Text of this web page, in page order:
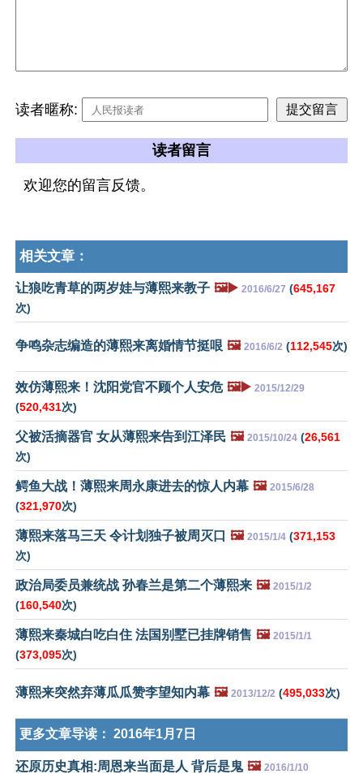
读者暱称:
读者留言
欢迎您的留言反馈。
相关文章：
让狼吃青草的两岁娃与薄熙来教子 🖼️▶️ 2016/6/27 (645,167
次)
争鸣杂志编造的薄熙来离婚情节挺哏 🖼️ 2016/6/2 (112,545次)
效仿薄熙来！沈阳党官不顾个人安危 🖼️▶️ 2015/12/29
(520,431次)
父被活摘器官 女从薄熙来告到江泽民 🖼️ 2015/10/24 (26,561
次)
鳄鱼大战！薄熙来周永康进去的惊人内幕 🖼️ 2015/6/28
(321,970次)
薄熙来落马三天 令计划独子被周灭口 🖼️ 2015/1/4 (371,153
次)
政治局委员兼统战 孙春兰是第二个薄熙来 🖼️ 2015/1/2
(160,540次)
薄熙来秦城白吃白住 法国别墅已挂牌销售 🖼️ 2015/1/1
(373,095次)
薄熙来突然弃薄瓜瓜赞李望知内幕 🖼️ 2013/12/2 (495,033次)
更多文章导读： 2016年1月7日
还原历史真相:周恩来当面是人 背后是鬼 🖼️ 2016/1/10